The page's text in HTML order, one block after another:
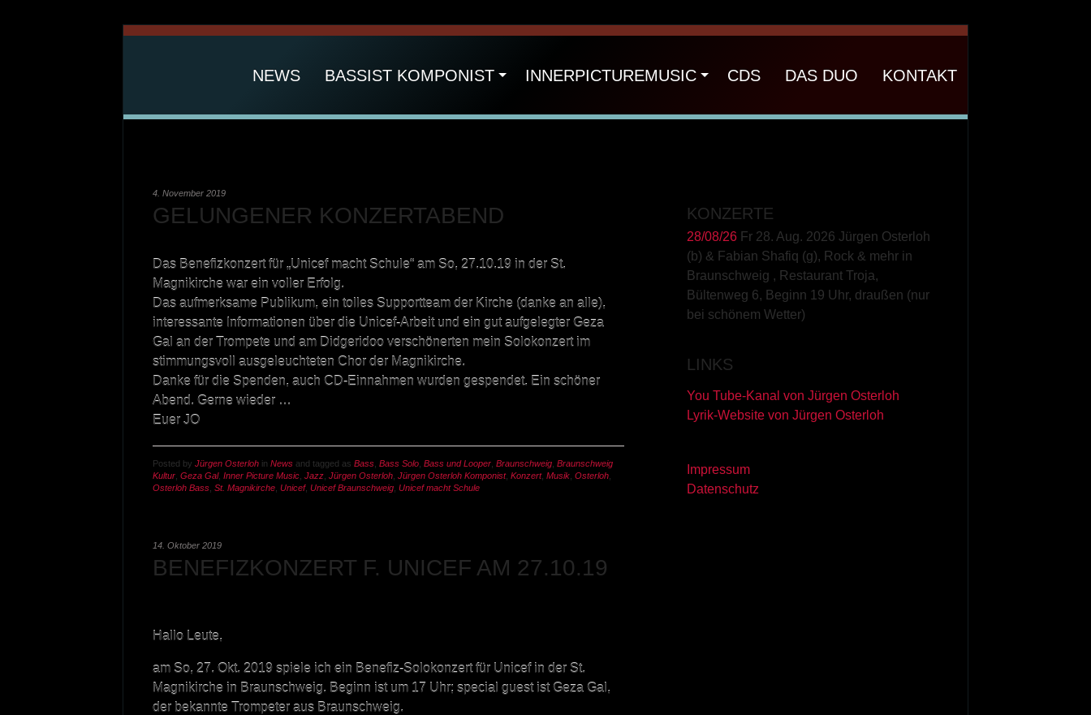
NEWS BASSIST KOMPONIST INNERPICTUREMUSIC CDS DAS DUO KONTAKT
4. November 2019
GELUNGENER KONZERTABEND
Das Benefizkonzert für „Unicef macht Schule“ am So, 27.10.19 in der St.
Magnikirche war ein voller Erfolg.
Das aufmerksame Publikum, ein tolles Supportteam der Kirche (danke an alle),
interessante Informationen über die Unicef-Arbeit und ein gut aufgelegter Geza
Gal an der Trompete und am Didgeridoo verschönerten mein Solokonzert im
stimmungsvoll ausgeleuchteten Chor der Magnikirche.
Danke für die Spenden, auch CD-Einnahmen wurden gespendet. Ein schöner
Abend. Gerne wieder …
Euer JO
Posted by Jürgen Osterloh in News and tagged as Bass Bass Solo Bass und Looper Braunschweig Braunschweig
Kultur Geza Gal, Inner Picture Music Jazz Jürgen Osterloh Jürgen Osterloh Komponist, Konzert, Musik Osterloh
Osterloh Bass St. Magnikirche Unicef, Unicef Braunschweig Unicef macht Schule
14. Oktober 2019
BENEFIZKONZERT F. UNICEF AM 27.10.19
Hallo Leute,
am So, 27. Okt. 2019 spiele ich ein Benefiz-Solokonzert für Unicef in der St.
Magnikirche in Braunschweig. Beginn ist um 17 Uhr; special guest ist Geza Gal,
der bekannte Trompeter aus Braunschweig.
KONZERTE
28/08/26 Fr 28. Aug. 2026 Jürgen Osterloh
(b) & Fabian Shafiq (g), Rock & mehr in
Braunschweig , Restaurant Troja,
Bültenweg 6, Beginn 19 Uhr, draußen (nur
bei schönem Wetter)
LINKS
You Tube-Kanal von Jürgen Osterloh
Lyrik-Website von Jürgen Osterloh
Impressum
Datenschutz